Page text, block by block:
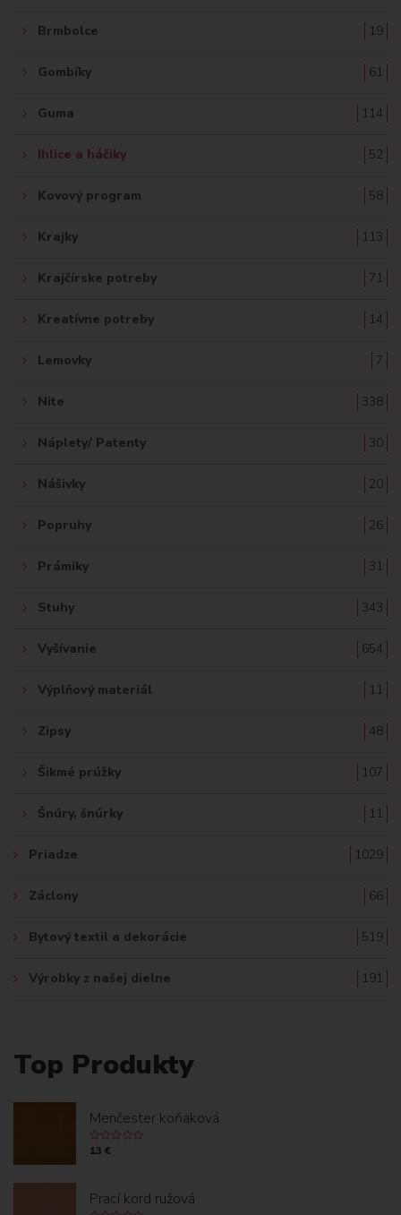
Brmbolce 19
Gombíky 61
Guma 114
Ihlice a háčiky 52
Kovový program 58
Krajky 113
Krajčírske potreby 71
Kreatívne potreby 14
Lemovky 7
Nite 338
Náplety/ Patenty 30
Nášivky 20
Popruhy 26
Prámiky 31
Stuhy 343
Vyšívanie 654
Výplňový materiál 11
Zipsy 48
Šikmé prúžky 107
Šnúry, šnúrky 11
Priadze 1029
Záclony 66
Bytový textil a dekorácie 519
Výrobky z našej dielne 191
Top Produkty
Menčester koňaková
13 €
Prací kord ružová